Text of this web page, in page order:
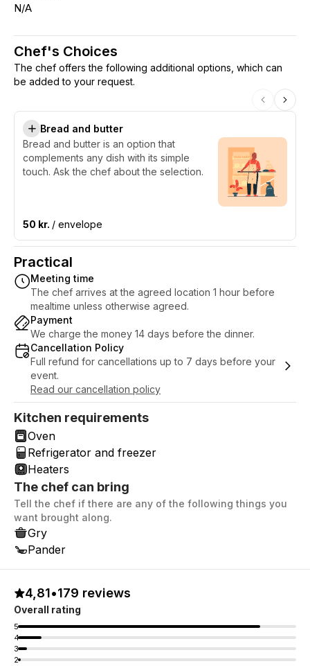
N/A
Chef's Choices
The chef offers the following additional options, which can
be added to your request.
Bread and butter
Bread and butter is an option that
complements any dish with its simple
touch. Ask the chef about the selection.
50 kr. / envelope
Practical
Meeting time
The chef arrives at the agreed location 1 hour before
mealtime unless otherwise agreed.
Payment
We charge the money 14 days before the dinner.
Cancellation Policy
Full refund for cancellations up to 7 days before your
event.
Read our cancellation policy
Kitchen requirements
Oven
Refrigerator and freezer
Heaters
The chef can bring
Tell the chef if there are any of the following things you
want brought along.
Gry
Pander
4,81•179 reviews
Overall rating
5
4
3
2